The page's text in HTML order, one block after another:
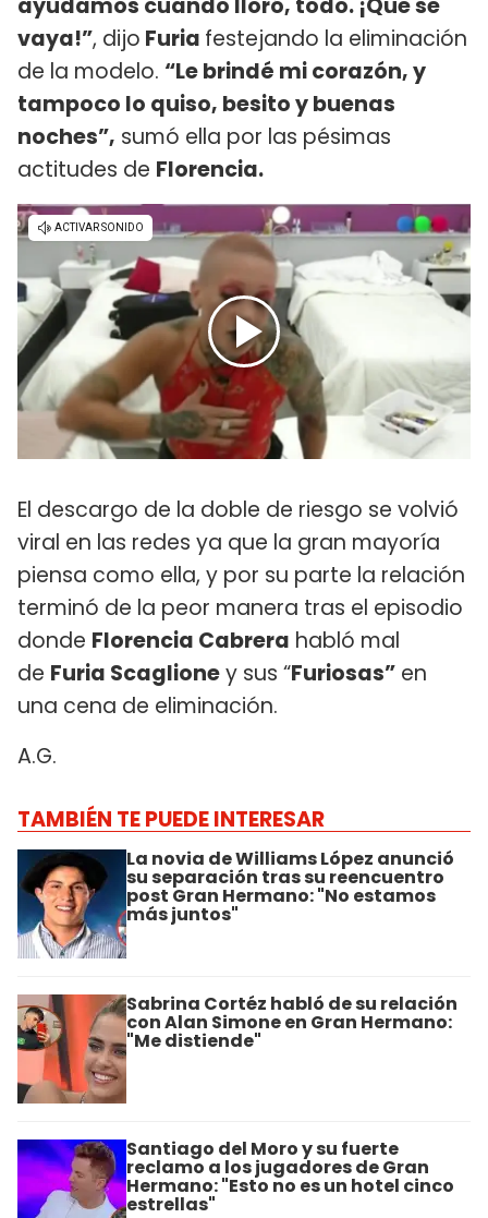
vaya!”, dijo Furia festejando la eliminación
de la modelo. “Le brindé mi corazón, y
tampoco lo quiso, besito y buenas
noches”, sumó ella por las pésimas
actitudes de Florencia.
El descargo de la doble de riesgo se volvió
viral en las redes ya que la gran mayoría
piensa como ella, y por su parte la relación
terminó de la peor manera tras el episodio
donde Florencia Cabrera habló mal
de Furia Scaglioney sus “Furiosas” en
una cena de eliminación.
A.G.
TAMBIÉN TE PUEDE INTERESAR
La novia de Williams López anunció
su separación tras su reencuentro
post Gran Hermano: "No estamos
más juntos"
Sabrina Cortéz habló de su relación
con Alan Simone en Gran Hermano:
"Me distiende"
Santiago del Moro y su fuerte
reclamo a los jugadores de Gran
Hermano: "Esto no es un hotel cinco
estrellas"